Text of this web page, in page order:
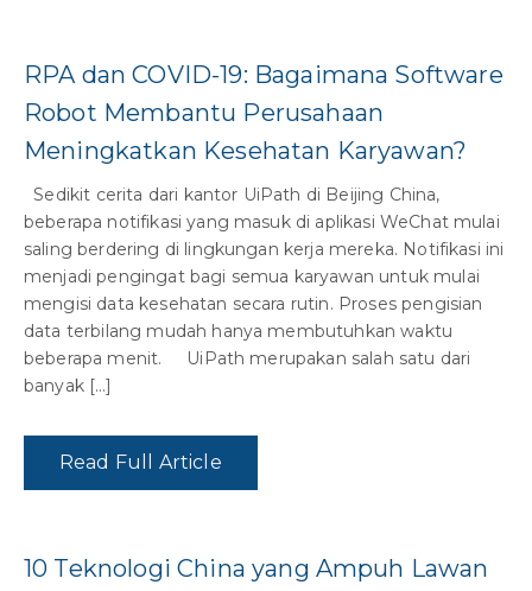
RPA dan COVID-19: Bagaimana Software
Robot Membantu Perusahaan
Meningkatkan Kesehatan Karyawan?
Sedikit cerita dari kantor UiPath di Beijing China,
beberapa notifikasi yang masuk di aplikasi WeChat mulai
saling berdering di lingkungan kerja mereka. Notifikasi ini
menjadi pengingat bagi semua karyawan untuk mulai
mengisi data kesehatan secara rutin. Proses pengisian
data terbilang mudah hanya membutuhkan waktu
beberapa menit. UiPath merupakan salah satu dari
banyak […]
Read Full Article
10 Teknologi China yang Ampuh Lawan